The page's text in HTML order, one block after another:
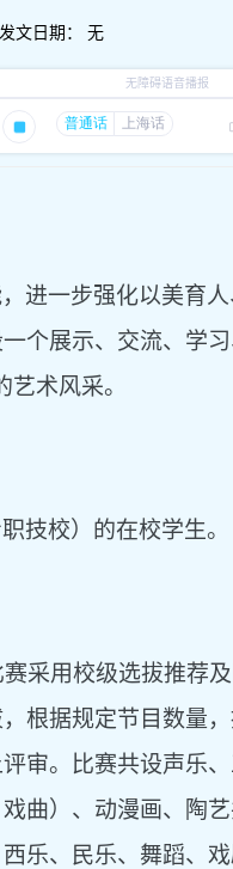
发文日期： 无
进一步强化以美育
个展示、交流、学
术风采。
技校）的在校学生。
采用校级选拔推荐
根据规定节目数量
审。比赛共设声乐、
曲）、动漫画、陶艺
乐、民乐、舞蹈、戏